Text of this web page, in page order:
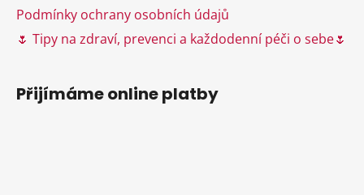
ý
p
i
u
Podmínky ochrany osobních údajů
🌷 Tipy na zdraví, prevenci a každodenní péči o sebe🌷
Přijímáme online platby